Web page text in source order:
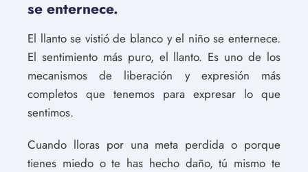
se enternece.
El llanto se vistió de blanco y el niño se enternece.
El sentimiento más puro, el llanto. Es uno de los
mecanismos de liberación y expresión más
completos que tenemos para expresar lo que
sentimos.
Cuando lloras por una meta perdida o porque
tienes miedo o te has hecho daño, tú mismo te